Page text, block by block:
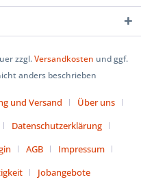
zzgl.Versandkosten und ggf.
anders beschrieben
und Versand
Über uns
Datenschutzerklärung
AGB
Impressum
Jobangebote